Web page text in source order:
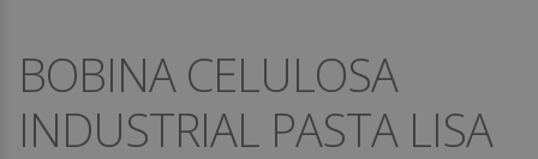
BOBINA CELULOSA
INDUSTRIAL PASTA LISA